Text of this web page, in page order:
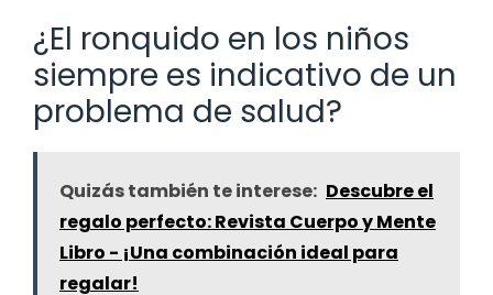
¿El ronquido en los niños
siempre es indicativo de un
problema de salud?
Quizás también te interese: Descubre el
regalo perfecto: Revista Cuerpo y Mente
Libro - ¡Una combinación ideal para
regalar!